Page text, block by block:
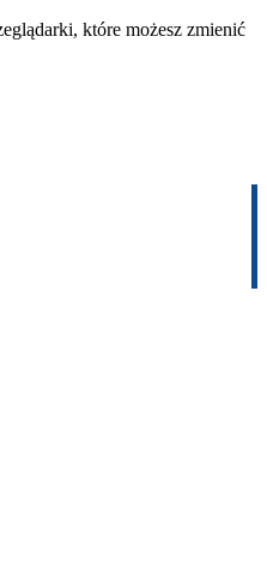
które możesz zmienić